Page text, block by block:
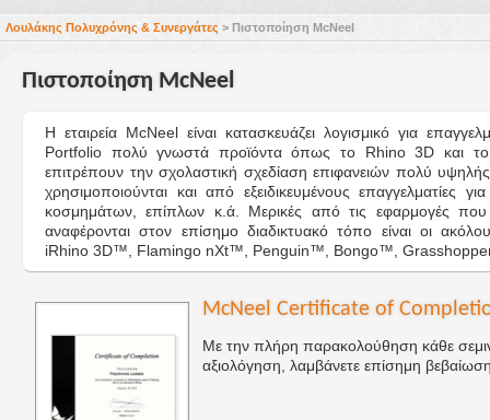
Λουλάκης Πολυχρόνης & Συνεργάτες > Πιστοποίηση McNeel
Πιστοποίηση McNeel
H εταιρεία McNeel είναι κατασκευάζει λογισμικό για
Portfolio πολύ γνωστά προϊόντα όπως το Rhino 3D και
επιτρέπουν την σχολαστική σχεδίαση επιφανειών πολύ
χρησιμοποιούνται και από εξειδικευμένους επαγγελματίες
κοσμημάτων, επίπλων κ.ά. Μερικές από τις εφαρμογές που
αναφέρονται στον επίσημο διαδικτυακό τόπο είναι οι
iRhino 3D™, Flamingo nXt™, Penguin™, Bongo™,
McNeel Certificate of
Με την πλήρη παρακολούθηση κάθε
αξιολόγηση, λαμβάνετε επίσημη